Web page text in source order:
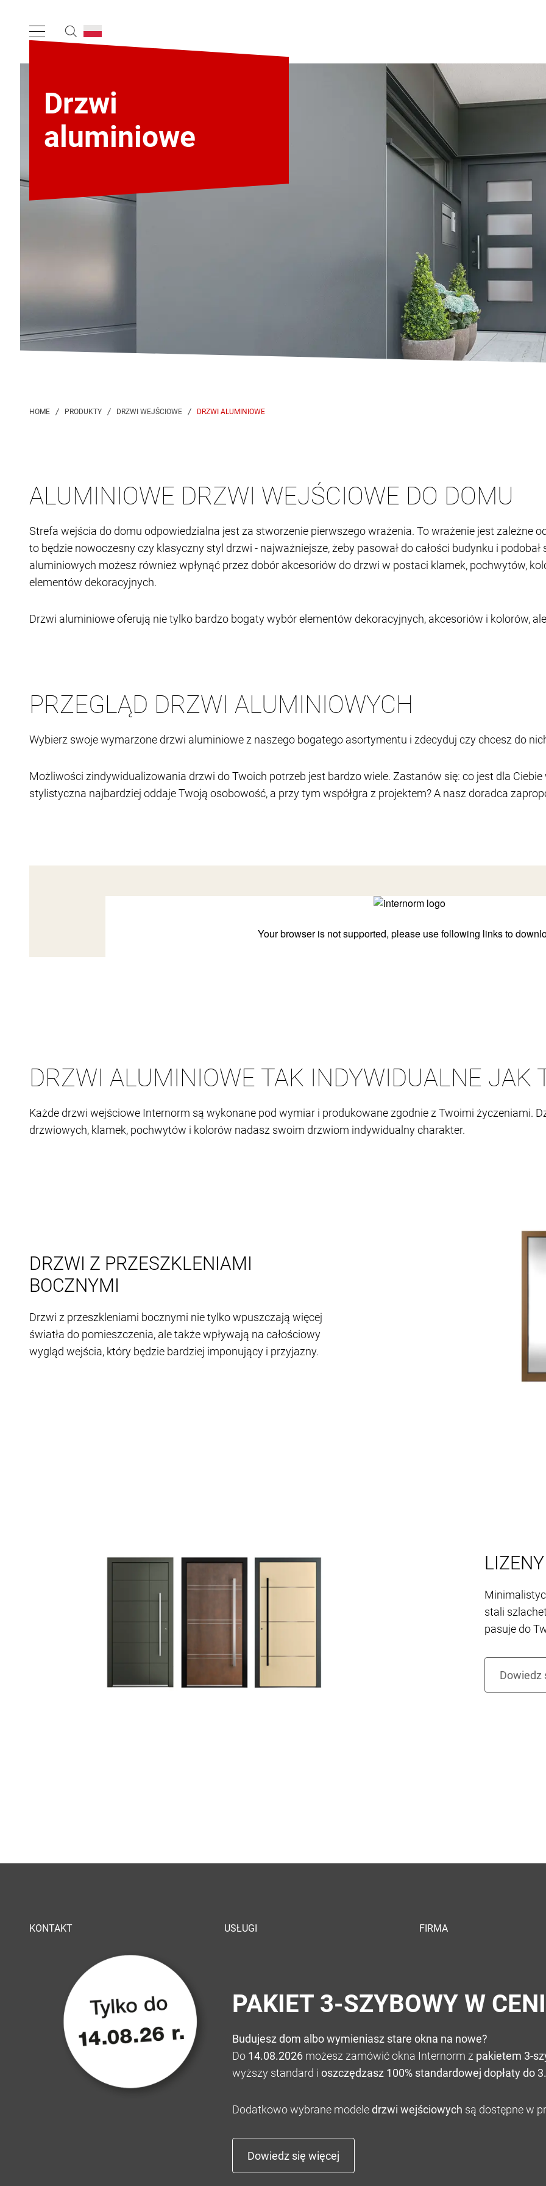
Drzwi
aluminiowe
DRZWI ALUMINIOWE
ALUMINIOWE DRZWI WEJŚCIOWE DO DOMU
Strefa wejścia do domu odpowiedzialna jest za stworzenie pierwszego wrażenia. To wrażenie jest zależne
to będzie nowoczesny czy klasyczny styl drzwi - najważniejsze, żeby pasował do całości budynku i
aluminiowych możesz również wpłynąć przez dobór akcesoriów do drzwi w postaci klamek, pochwytów,
elementów dekoracyjnych.
Drzwi aluminiowe oferują nie tylko bardzo bogaty wybór elementów dekoracyjnych, akcesoriów i kolorów,
PRZEGLĄD DRZWI ALUMINIOWYCH
Wybierz swoje wymarzone drzwi aluminiowe z naszego bogatego asortymentu i zdecyduj czy chcesz do
Możliwości zindywidualizowania drzwi do Twoich potrzeb jest bardzo wiele. Zastanów się: co jest dla
stylistyczna najbardziej oddaje Twoją osobowość, a przy tym współgra z projektem? A nasz doradca
DRZWI ALUMINIOWE TAK INDYWIDUALNE JAK
Każde drzwi wejściowe Internorm są wykonane pod wymiar i produkowane zgodnie z Twoimi życzeniami.
drzwiowych, klamek, pochwytów i kolorów nadasz swoim drzwiom indywidualny charakter.
DRZWI Z PRZESZKLENIAMI
BOCZNYMI
Drzwi z przeszkleniami bocznymi nie tylko wpuszczają więcej
światła do pomieszczenia, ale także wpływają na całościowy
wygląd wejścia, który będzie bardziej imponujący i przyjazny.
stali
pasuje do
KONTAKT USŁUGI FIRMA
PAKIET 3-SZYBOWY W
Budujesz dom albo wymieniasz stare okna na nowe?
Do 14.08.2026 możesz zamówić okna Internorm z pakietem 3-
wyższy standard i oszczędzasz 100% standardowej dopłaty do
Dodatkowo wybrane modeledrzwi wejściowych są dostępne w